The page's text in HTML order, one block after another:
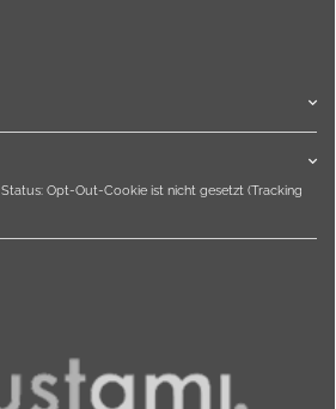
Status: Opt-Out-Cookie ist nicht gesetzt (Tracking